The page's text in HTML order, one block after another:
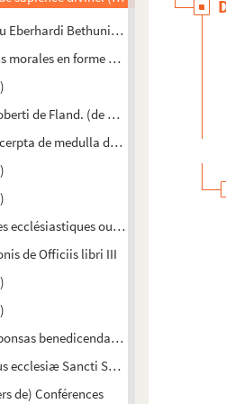
Eberhardi Bethuniensis) Grecismus
morales en forme de catéchisme sur
de Fland. (de Flamesburia),
de medulla diversorum
ecclésiastiques ou Méditations pour
de Officiis libri III
benedicendas (cum precibus
ecclesiæ Sancti Spiritus Divionensis per
de) Conférences